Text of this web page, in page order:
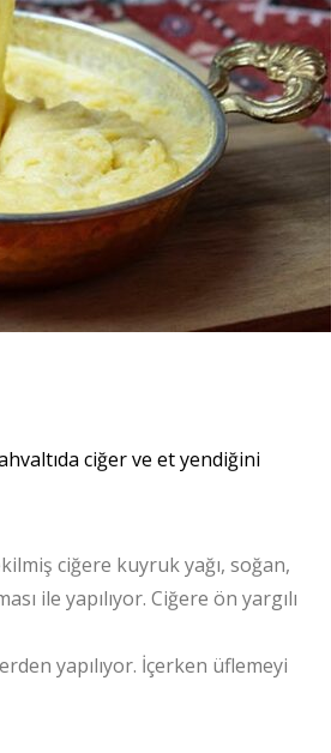
ciğer ve et yendiğini
ciğere kuyruk yağı, soğan,
ile yapılıyor. Ciğere ön yargılı
yapılıyor. İçerken üflemeyi